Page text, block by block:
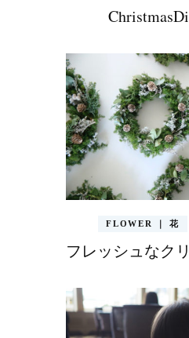
FLOWER ｜ 花
フレッシュなク